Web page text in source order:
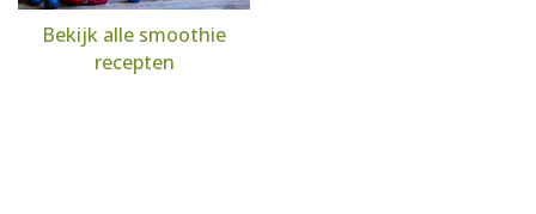
Bekijk alle smoothie
recepten